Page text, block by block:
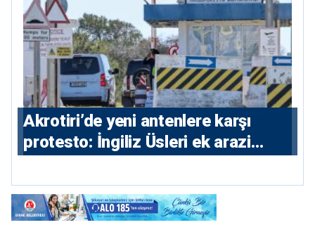
⁠Akrotiri’de yeni antenlere karşı
protesto: İngiliz Üsleri ek arazi